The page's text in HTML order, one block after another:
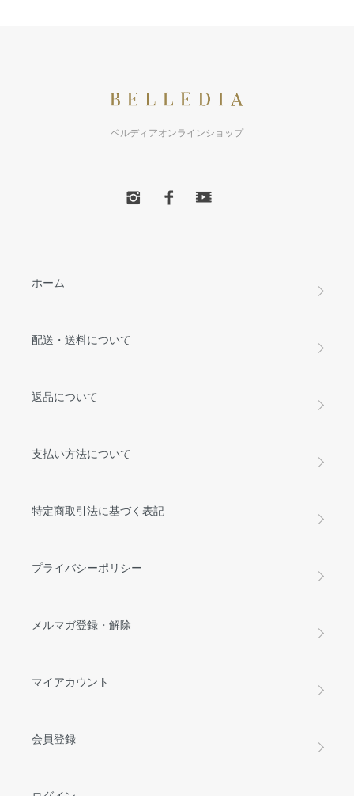
ベルディアオンラインショップ
ホーム
配送・送料について
返品について
支払い方法について
特定商取引法に基づく表記
プライバシーポリシー
メルマガ登録・解除
マイアカウント
会員登録